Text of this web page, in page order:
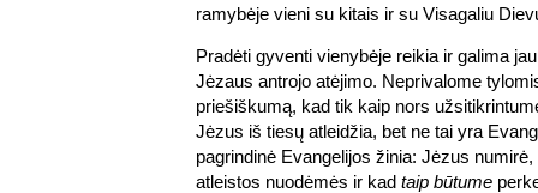
ramybėje vieni su kitais ir su Visagaliu
Pradėti gyventi vienybėje reikia ir galima
Jėzaus antrojo atėjimo. Neprivalome
priešiškumą, kad tik kaip nors
Jėzus iš tiesų atleidžia, bet ne tai yra
pagrindinė Evangelijos žinia: Jėzus
atleistos nuodėmės ir kad taip būtume